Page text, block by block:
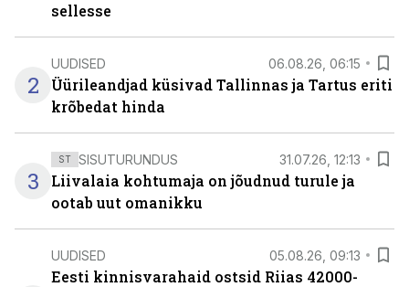
sellesse
2
UUDISED 06.08.26, 06:15
Üürileandjad küsivad Tallinnas ja Tartus eriti
krõbedat hinda
3
ST SISUTURUNDUS 31.07.26, 12:13
Liivalaia kohtumaja on jõudnud turule ja
ootab uut omanikku
UUDISED 05.08.26, 09:13
Eesti kinnisvarahaid ostsid Riias 42000-